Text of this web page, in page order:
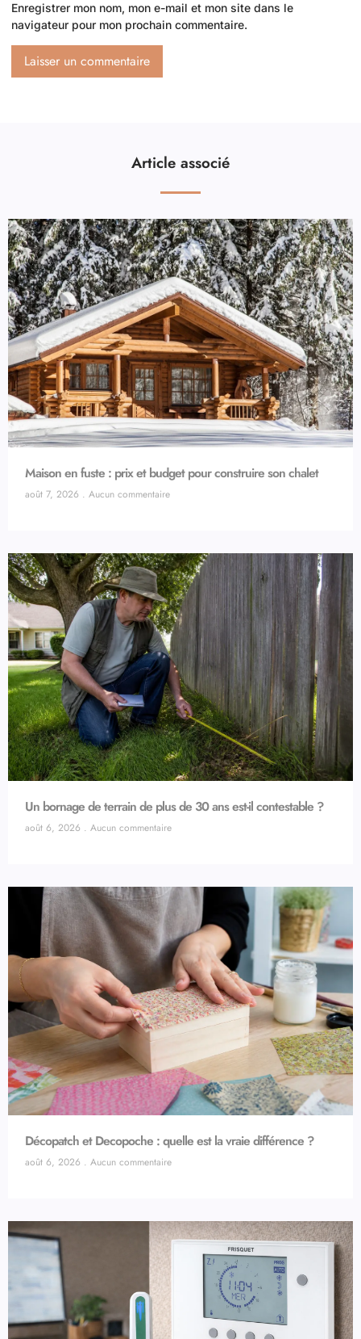
Enregistrer mon nom, mon e-mail et mon site dans le
navigateur pour mon prochain commentaire.
Article associé
Maison en fuste : prix et budget pour construire son chalet
août 7, 2026 Aucun commentaire
Un bornage de terrain de plus de 30 ans est-il contestable ?
août 6, 2026 Aucun commentaire
Décopatch et Decopoche : quelle est la vraie différence ?
août 6, 2026 Aucun commentaire